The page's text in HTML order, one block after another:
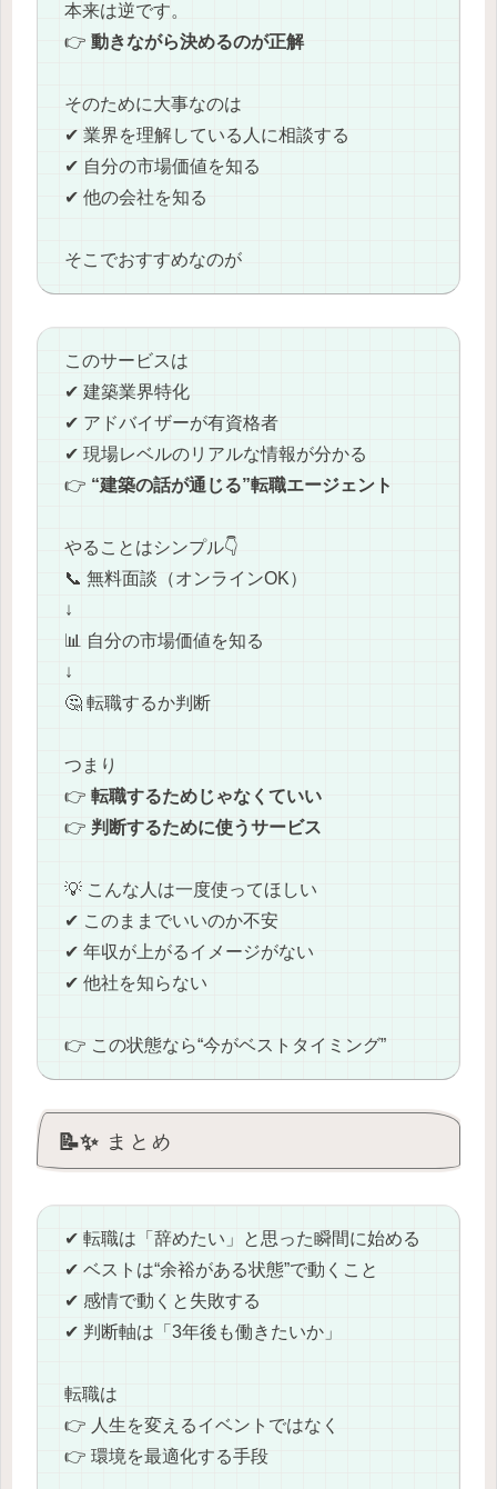
本来は逆です。
👉 動きながら決めるのが正解
そのために大事なのは
✔ 業界を理解している人に相談する
✔ 自分の市場価値を知る
✔ 他の会社を知る
そこでおすすめなのが
このサービスは
✔ 建築業界特化
✔ アドバイザーが有資格者
✔ 現場レベルのリアルな情報が分かる
👉 “建築の話が通じる”転職エージェント
やることはシンプル👇
📞 無料面談（オンラインOK）
↓
📊 自分の市場価値を知る
↓
🤔 転職するか判断
つまり
👉 転職するためじゃなくていい
👉 判断するために使うサービス
💡 こんな人は一度使ってほしい
✔ このままでいいのか不安
✔ 年収が上がるイメージがない
✔ 他社を知らない
👉 この状態なら“今がベストタイミング”
📝✨ まとめ
✔ 転職は「辞めたい」と思った瞬間に始める
✔ ベストは“余裕がある状態”で動くこと
✔ 感情で動くと失敗する
✔ 判断軸は「3年後も働きたいか」
転職は
👉 人生を変えるイベントではなく
👉 環境を最適化する手段